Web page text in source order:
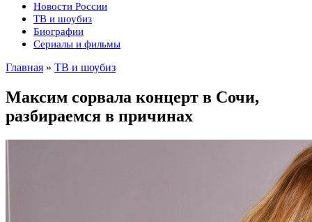
Новости России
ТВ и шоубиз
Биографии
Сериалы и фильмы
Главная » ТВ и шоубиз
Максим сорвала концерт в Сочи,
разбираемся в причинах